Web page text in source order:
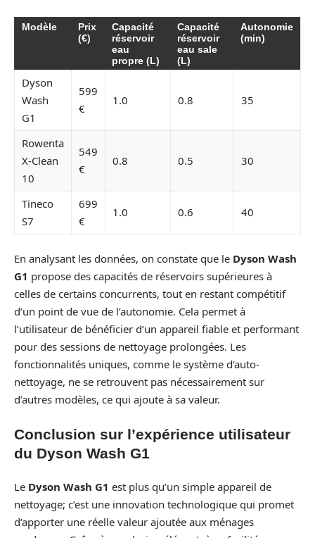
Modèle
Prix
(€)
Capacité
réservoir
eau
propre (L)
Capacité
réservoir
eau sale
(L)
Autonomie
(min)
Dyson
Wash
G1
599
€
1.0 0.8 35
Rowenta
X-Clean
10
549
€
0.8 0.5 30
Tineco
S7
699
€
1.0 0.6 40
En analysant les données, on constate que le Dyson Wash
G1 propose des capacités de réservoirs supérieures à
celles de certains concurrents, tout en restant compétitif
d’un point de vue de l’autonomie. Cela permet à
l’utilisateur de bénéficier d’un appareil fiable et performant
pour des sessions de nettoyage prolongées. Les
fonctionnalités uniques, comme le système d’auto-
nettoyage, ne se retrouvent pas nécessairement sur
d’autres modèles, ce qui ajoute à sa valeur.
Conclusion sur l’expérience utilisateur
du Dyson Wash G1
Le Dyson Wash G1 est plus qu’un simple appareil de
nettoyage; c’est une innovation technologique qui promet
d’apporter une réelle valeur ajoutée aux ménages